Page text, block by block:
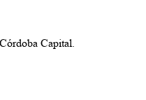
Córdoba Capital.